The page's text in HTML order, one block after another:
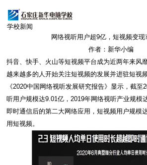
学校新闻
网络视听用户超9亿，短视频变现
作者：新华小编
抖音、快手、火山等短视频平台成为近两年来风
越来越多的人开始关注短视频的发展并进驻短视
《2020中国网络视听发展研究报告》显示，截至
听用户规模达9.01亿，2019年网络视听产业规模
即时通信后的第二大网络应用，短视频用户规模
用短视频。